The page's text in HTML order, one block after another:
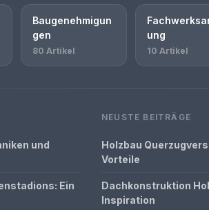
Baugenehmigun
gen
80 Artikel
ung
10 Artikel
und
Ein
NEUSTE BEITRÄGE
Holzbau
Vorteile
Dachkonstruktion
Inspiration